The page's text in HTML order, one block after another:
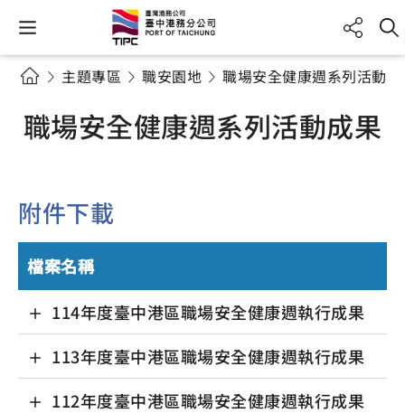
主題專區 職安園地 職場安全健康週系列活動
職場安全健康週系列活動成果
附件下載
檔案名稱
114年度臺中港區職場安全健康週執行成果
113年度臺中港區職場安全健康週執行成果
112年度臺中港區職場安全健康週執行成果